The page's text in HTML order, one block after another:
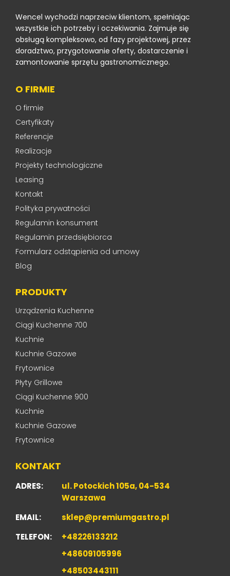
Wencel wychodzi naprzeciw klientom, spełniając
wszystkie ich potrzeby i oczekiwania. Zajmuje się
obsługą kompleksowo, od fazy projektowej, przez
doradztwo, przygotowanie oferty, dostarczenie i
zamontowanie sprzętu gastronomicznego.
O FIRMIE
O firmie
Certyfikaty
Referencje
Realizacje
Projekty technologiczne
Leasing
Kontakt
Polityka prywatności
Regulamin konsument
Regulamin przedsiębiorca
Formularz odstąpienia od umowy
Blog
PRODUKTY
Urządzenia Kuchenne
Ciągi Kuchenne 700
Kuchnie
Kuchnie Gazowe
Frytownice
Płyty Grillowe
Ciągi Kuchenne 900
Kuchnie
Kuchnie Gazowe
Frytownice
KONTAKT
ADRES:
ul. Potockich 105a, 04-534
Warszawa
EMAIL:
sklep@premiumgastro.pl
TELEFON:
+48226133212
+48609105996
+48503443111